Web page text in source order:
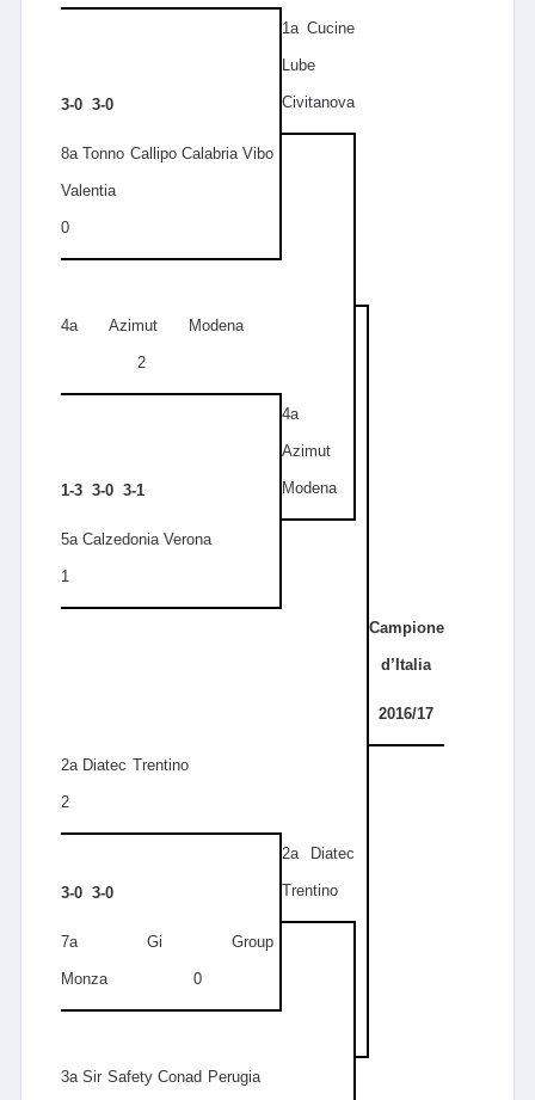
3-0 3-0
1a Cucine
Lube
Civitanova
8a Tonno Callipo Calabria Vibo
Valentia
0
4a Azimut Modena
2
1-3 3-0 3-1
4a
Azimut
Modena
5a Calzedonia Verona
1
Campione
d’Italia
2016/17
2a Diatec Trentino
2
3-0 3-0
2a Diatec
Trentino
7a Gi Group
Monza 0
3a Sir Safety Conad Perugia